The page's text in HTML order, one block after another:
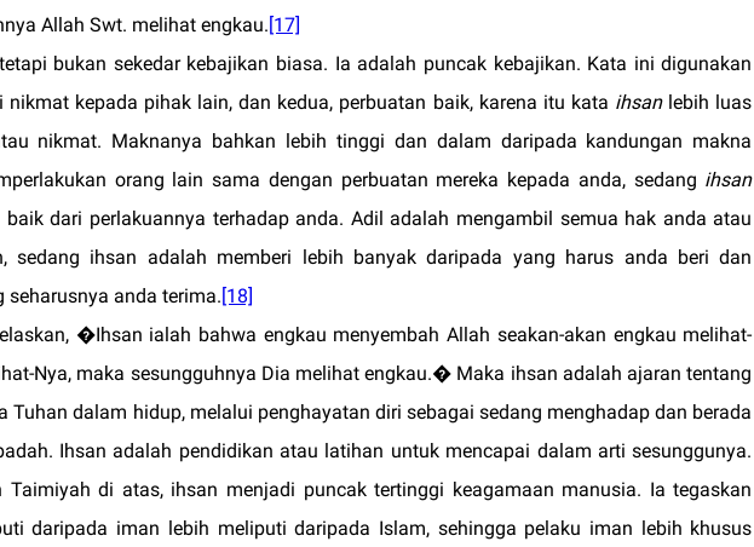
Allah Swt. melihat engkau.[17]
bukan sekedar kebajikan biasa. Ia adalah puncak kebajikan. Kata ini digunakan
kepada pihak lain, dan kedua, perbuatan baik, karena itu kata ihsanlebih luas
nikmat. Maknanya bahkan lebih tinggi dan dalam daripada kandungan makna
orang lain sama dengan perbuatan mereka kepada anda, sedang ihsan
dari perlakuannya terhadap anda. Adil adalah mengambil semua hak anda atau
sedang ihsan adalah memberi lebih banyak daripada yang harus anda beri dan
anda terima.[18]
�Ihsan ialah bahwa engkau menyembah Allah seakan-akan engkau melihat-
Nya, maka sesungguhnya Dia melihat engkau.� Maka ihsan adalah ajaran tentang
Tuhan dalam hidup, melalui penghayatan diri sebagai sedang menghadap dan berada
Ihsan adalah pendidikan atau latihan untuk mencapai dalam arti sesunggunya.
Taimiyah di atas, ihsan menjadi puncak tertinggi keagamaan manusia. Ia tegaskan
daripada iman lebih meliputi daripada Islam, sehingga pelaku iman lebih khusus